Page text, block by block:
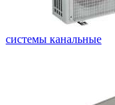
системы канальные